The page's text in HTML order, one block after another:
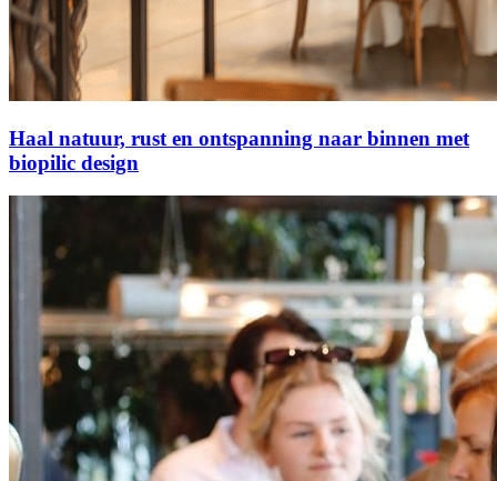
Haal natuur, rust en ontspanning naar binnen met
biopilic design